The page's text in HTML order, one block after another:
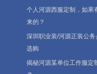
个人河源西服定制，如果
来的？
深圳职业装/河源正装公
选购
揭秘河源某单位工作服定